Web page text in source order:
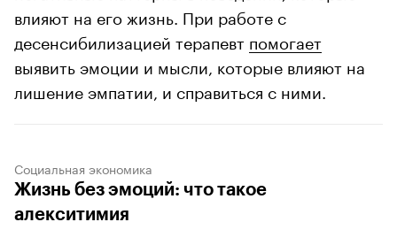
влияют на его жизнь. При работе с
десенсибилизацией терапевт помогает
выявить эмоции и мысли, которые влияют на
лишение эмпатии, и справиться с ними.
Социальная экономика
Жизнь без эмоций: что такое
алекситимия